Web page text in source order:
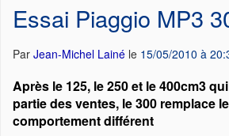
Essai Piaggio MP3
Par Jean-Michel Lainé le 15/05/2010 à
Après le 125, le 250 et le 400cm3
partie des ventes, le 300 remplace
comportement différent